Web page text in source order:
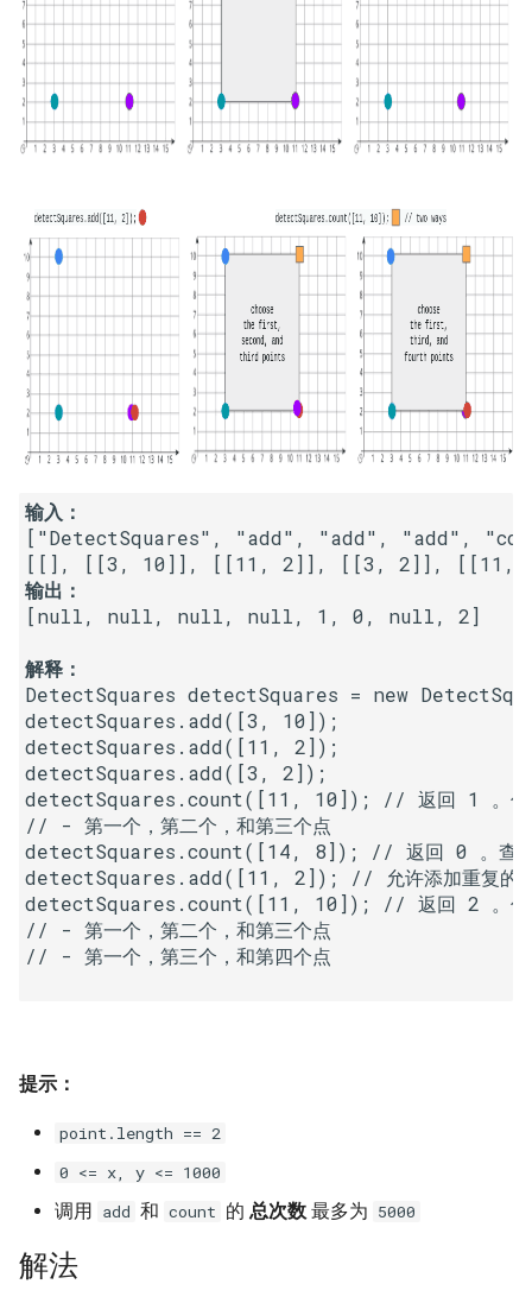
19. 正则表达式匹配
20. 表示数值的字符串
21. 调整数组顺序使奇数位于
偶数前面
22. 链表中倒数第 k 个节点
24. 反转链表
25. 合并两个排序的链表
26. 树的子结构
27. 二叉树的镜像
28. 对称的二叉树
29. 顺时针打印矩阵
30. 包含 min 函数的栈
31. 栈的压入、弹出序列
32.1. 从上到下打印二叉树
32.2. 从上到下打印二叉树 II
32.3. 从上到下打印二叉树 III
33. 二叉搜索树的后序遍历序
列
35. 复杂链表的复制
36. 二叉搜索树与双向链表
37. 序列化二叉树
38. 字符串的排列
17. 含有所有字符的最短字符
串
18. 有效的回文
文
20. 回文子字符串的个数
21. 删除链表的倒数第 n 个结
点
22. 链表中环的入口节点
23. 两个链表的第一个重合节
点
24. 反转链表
25. 链表中的两数相加
26. 重排链表
27. 回文链表
28. 展平多级双向链表
29. 排序的循环链表
30. 插入、删除和随机访问都
是 O(1) 的容器
34. 外星语言是否排序
35. 最小时间差
36. 后缀表达式
3.1. 三合一
3.2. 栈的最小值
3.3. 堆盘子
3.5. 栈排序
3.6. 动物收容所
4.1. 节点间通路
4.2. 最小高度树
4.4. 检查平衡性
4.5. 合法二叉搜索树
4.8. 首个共同祖先
4.9. 二叉搜索树序列
4.10. 检查子树
4.12. 求和路径
5.1. 插入
5.6. 整数转换
5.8. 绘制直线
输入：
["DetectSquares", "add", "add", "add",
输出：
[null, null, null, null, 1, 0, null, 2]
解释：
DetectSquares detectSquares = new
detectSquares.add([3, 10]);
detectSquares.add([11, 2]);
detectSquares.add([3, 2]);
detectSquares.count([11, 10]); // 返回 1 。你
// - 第一个，第二个，和第三个点
detectSquares.count([14, 8]); // 返回 0 。查询点无
detectSquares.add([11, 2]); // 允许添加重复的
detectSquares.count([11, 10]); // 返回 2 。你
// - 第一个，第二个，和第三个点
// - 第一个，第三个，和第四个点
提示：
point.length == 2
0 <= x, y <= 1000
调用 add 和 count 的 总次数 最多为 5000
解法